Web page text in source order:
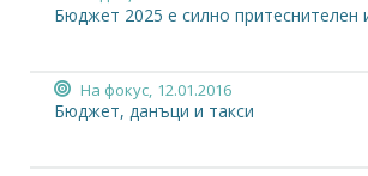
Бюджет 2025 е силно притеснителен
На фокус, 12.01.2016
Бюджет, данъци и такси